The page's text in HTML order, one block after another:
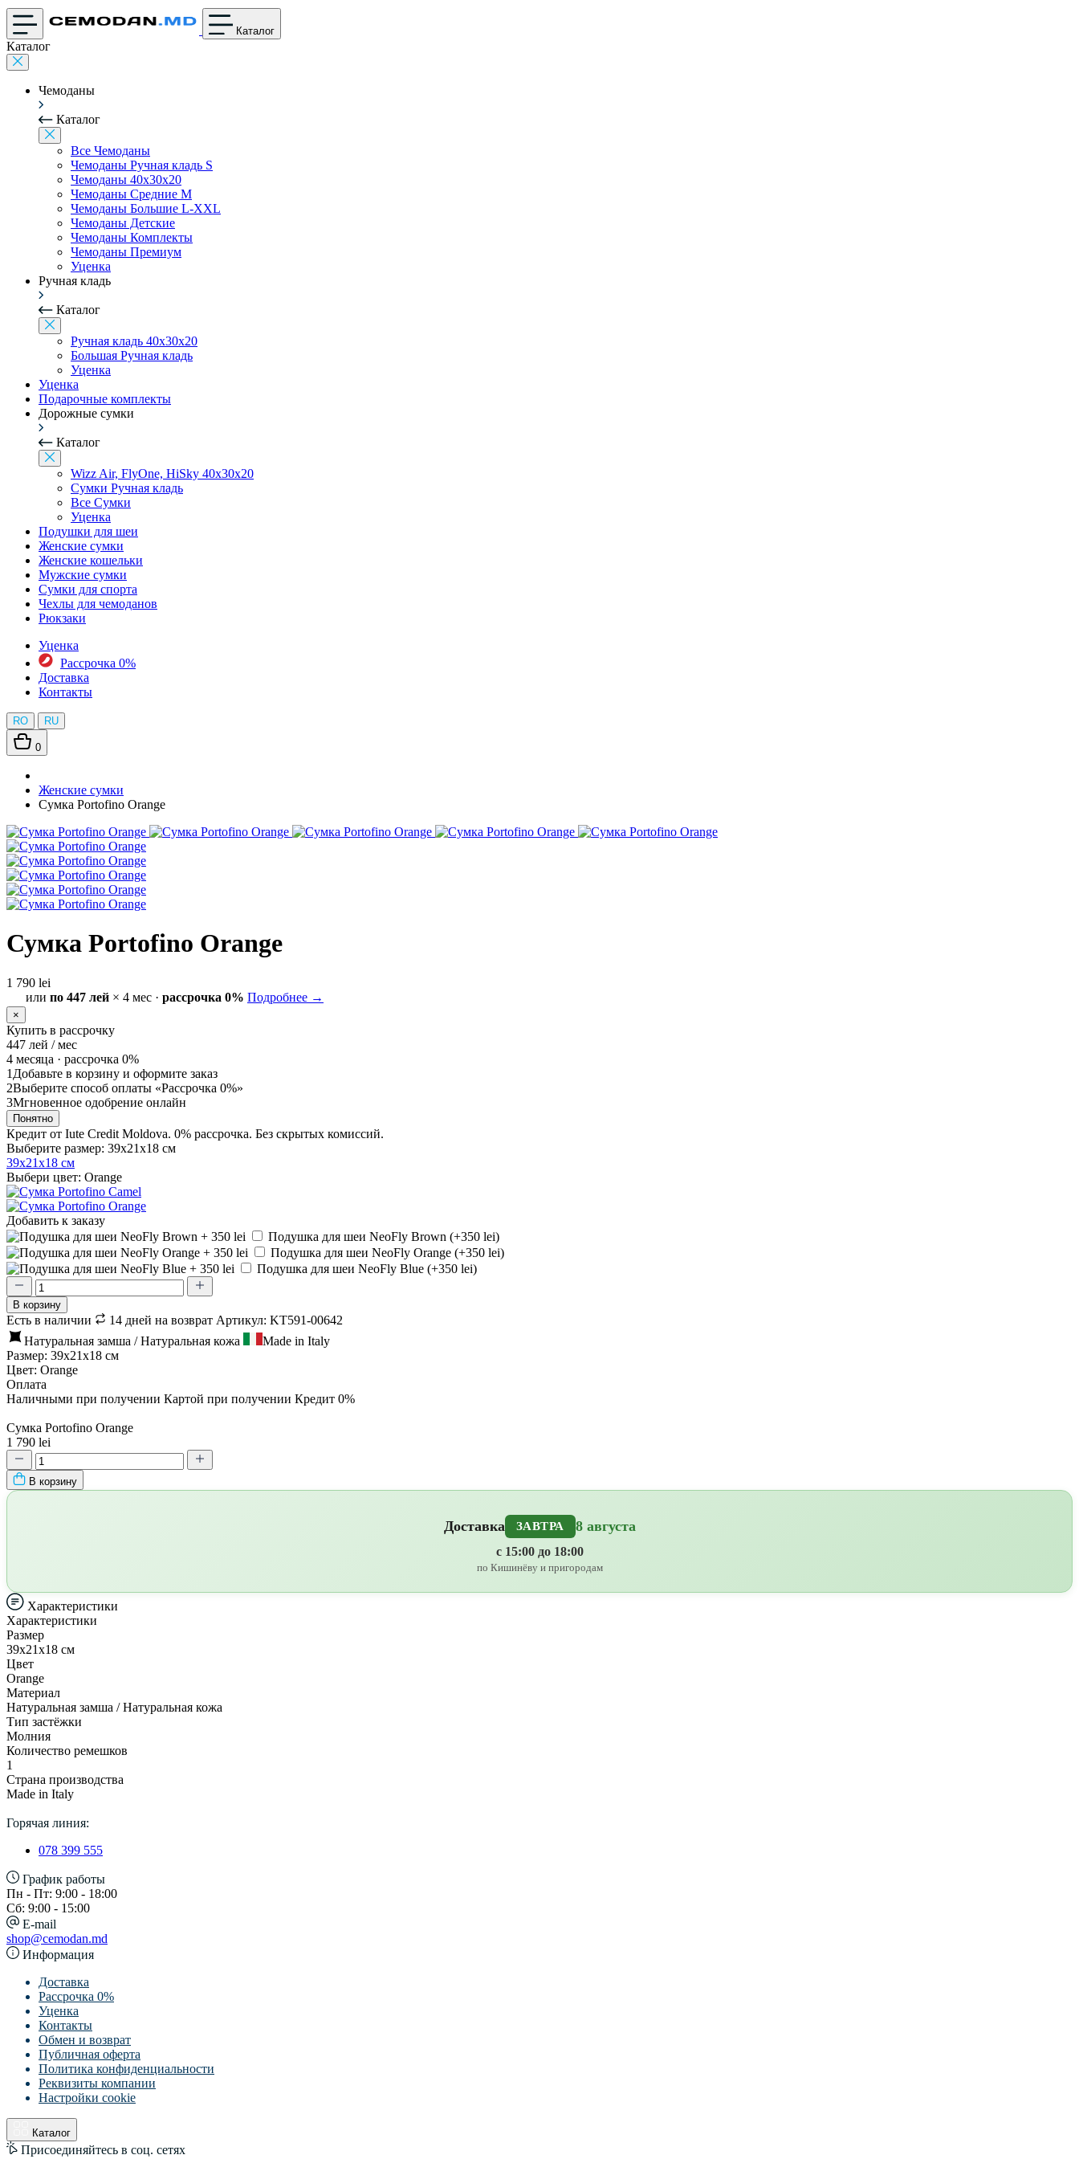
Каталог
Каталог
Чемоданы
Каталог
Все Чемоданы
Чемоданы Ручная кладь S
Чемоданы 40x30x20
Чемоданы Средние M
Чемоданы Большие L-XXL
Чемоданы Детские
Чемоданы Комплекты
Чемоданы Премиум
Уценка
Ручная кладь
Каталог
Ручная кладь 40x30x20
Большая Ручная кладь
Уценка
Уценка
Подарочные комплекты
Дорожные сумки
Каталог
Wizz Air, FlyOne, HiSky 40x30x20
Сумки Ручная кладь
Все Сумки
Уценка
Подушки для шеи
Женские сумки
Женские кошельки
Мужские сумки
Сумки для спорта
Чехлы для чемоданов
Рюкзаки
Уценка
Рассрочка 0%
Доставка
Контакты
RO RU
0
Женские сумки
Сумка Portofino Orange
Сумка Portofino Orange
1 790 lei
или по 447 лей × 4 мес · рассрочка 0% Подробнее →
×
Купить в рассрочку
447 лей / мес
4 месяца · рассрочка 0%
1 Добавьте в корзину и оформите заказ
2Выберите способ оплаты «Рассрочка 0%»
3Мгновенное одобрение онлайн
Понятно
Кредит от Iute Credit Moldova. 0% рассрочка. Без скрытых комиссий.
Выберите размер: 39x21x18 см
39x21x18 см
Выбери цвет: Orange
Добавить к заказу
Подушка для шеи NeoFly Brown (+350 lei)
Подушка для шеи NeoFly Orange (+350 lei)
Подушка для шеи NeoFly Blue (+350 lei)
В корзину
Есть в наличии 14 дней на возврат Артикул: KT591-00642
Натуральная замша / Натуральная кожа
Made in Italy
Размер: 39x21x18 см
Цвет: Orange
Оплата
Наличными при получении Картой при получении Кредит 0%
Сумка Portofino Orange
1 790 lei
В корзину
Доставка ЗАВТРА 8 августа
с 15:00 до 18:00
по Кишинёву и пригородам
Характеристики
Характеристики
Размер
39x21x18 см
Цвет
Orange
Материал
Натуральная замша / Натуральная кожа
Тип застёжки
Молния
Количество ремешков
1
Страна производства
Made in Italy
Горячая линия:
078 399 555
График работы
Пн - Пт: 9:00 - 18:00
Сб: 9:00 - 15:00
E-mail
shop@cemodan.md
Информация
Доставка
Рассрочка 0%
Уценка
Контакты
Обмен и возврат
Публичная оферта
Политика конфиденциальности
Реквизиты компании
Настройки cookie
Каталог
Присоединяйтесь в соц. сетях